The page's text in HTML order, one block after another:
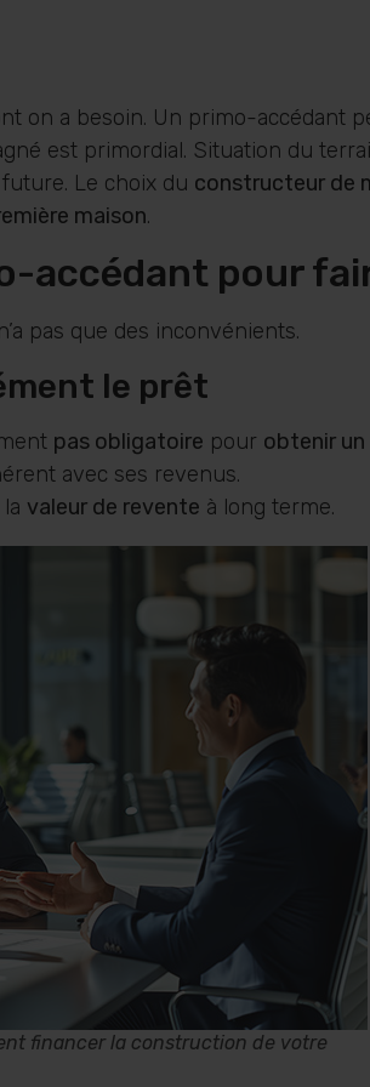
on a besoin. Un primo-
est primordial. Situation du
Le choix du constructeur de
maison.
accédant pour
pas que des inconvénients.
le prêt
pas obligatoire pour obtenir
avec ses revenus.
valeur de revente à long terme.
financer la construction de votre